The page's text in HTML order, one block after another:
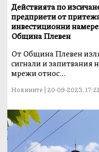
Действията по
предприети от
инвестиционни
Община Плевен
От Община Плевен
сигнали и запитвания
мрежи относ...
Новините | 20-09-2023,